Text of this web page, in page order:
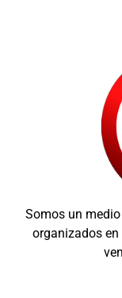
Somos un
organizados